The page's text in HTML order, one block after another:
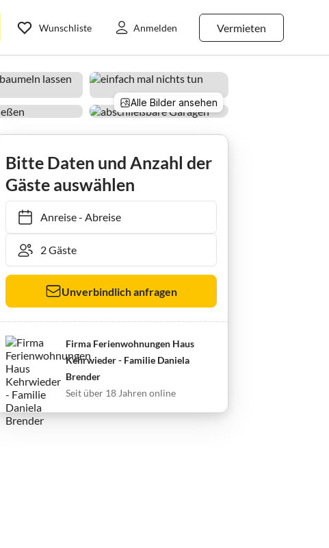
Vermieten
Wunschliste Anmelden
Alle Bilder ansehen
Bitte Daten und Anzahl der
Gäste auswählen
Anreise- Abreise
Unverbindlich anfragen
Firma Ferienwohnungen Haus
Kehrwieder - Familie Daniela
Brender
Seit über 18 Jahren online